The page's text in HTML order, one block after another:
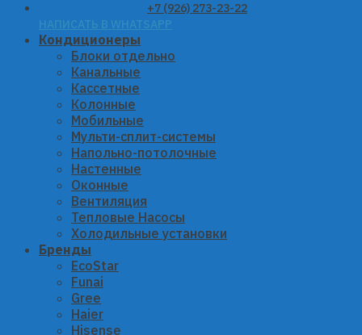
+7 (926) 273-23-22
НАПИСАТЬ В WHATSAPP
Кондиционеры
Блоки отдельно
Канальные
Кассетные
Колонные
Мобильные
Мульти-сплит-системы
Напольно-потолочные
Настенные
Оконные
Вентиляция
Тепловые Насосы
Холодильные установки
Бренды
EcoStar
Funai
Gree
Haier
Hisense